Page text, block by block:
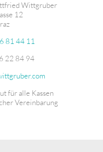
Wittgruber
12
81 44 11
22 84 94
für alle Kassen
Vereinbarung